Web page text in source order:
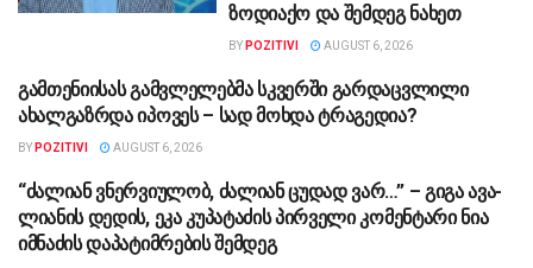
ზოდიაქო და შემდეგ ნახეთ
BY POZITIVI AUGUST 6, 2026
ᲡᲐᲖᲝᲒᲐᲓᲝᲔᲑᲐ
გამთენიისას გამვლელებმა სკვერში გარდაცვლილი
ახალგაზრდა იპოვეს – სად მოხდა ტრაგედია?
BY POZITIVI AUGUST 6, 2026
ᲡᲐᲖᲝᲒᲐᲓᲝᲔᲑᲐ
“ძა­ლი­ან ვნერ­ვი­უ­ლობ, ძა­ლი­ან ცუ­დად ვარ…” – გიგა ავა­
ლი­ა­ნის დე­დის, ეკა კუ­პა­ტა­ძის პირველი კომენტარი ნია
იმნაძის დაპატიმრების შემდეგ